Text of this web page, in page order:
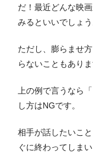
だ！最近どんな映
みるといいでしょう
ただし、膨らませ
らないこともありま
上の例で言うなら
し方はNGです。
相手が話したいこ
ぐに終わってしまい